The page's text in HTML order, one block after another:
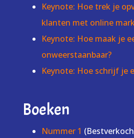
Keynote: Hoe trek je
klanten met online
Keynote: Hoe maak je
onweerstaanbaar?
Keynote: Hoe schrijf je
Boeken
Nummer 1